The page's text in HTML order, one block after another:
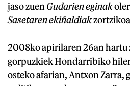
jaso zuen Gudarien eginak
Sasetaren ekiñaldiak
2008ko apirilaren 26an hartu
gorpuzkiek Hondarribiko
osteko afarian, Antxon Zarra,